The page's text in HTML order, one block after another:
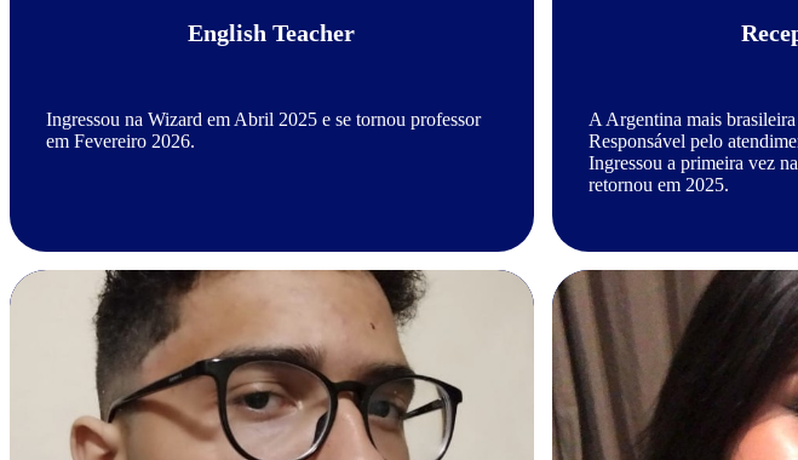
English Teacher
Ingressou na Wizard em Abril 2025 e se tornou professor
em Fevereiro 2026.
A Argentina mais brasileira
Responsável pelo
Ingressou a primeira vez
retornou em 2025.